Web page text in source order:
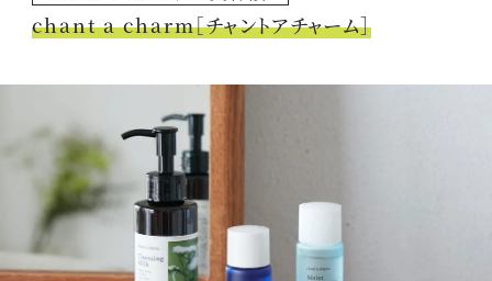
chant a charm［チャントアチャーム］